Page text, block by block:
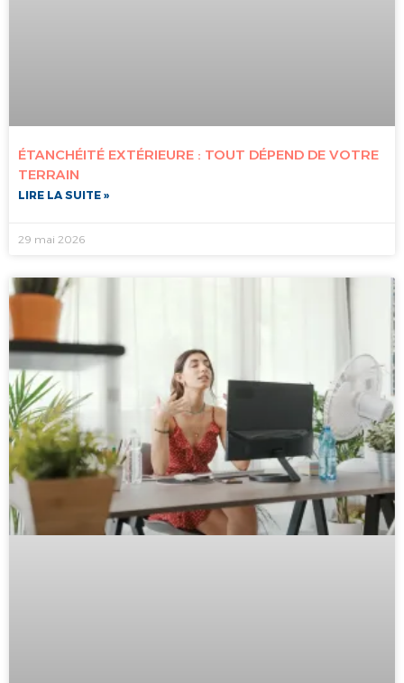
ÉTANCHÉITÉ EXTÉRIEURE : TOUT DÉPEND DE VOTRE
TERRAIN
LIRE LA SUITE »
29 mai 2026